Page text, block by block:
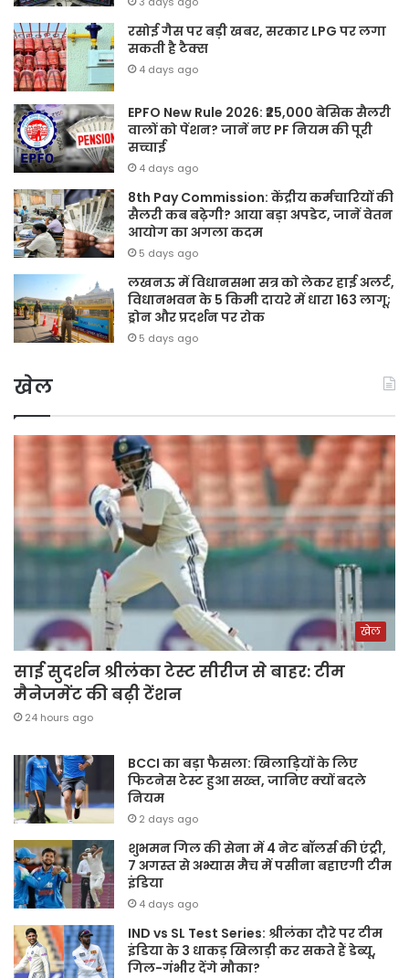
रसोई गैस पर बड़ी खबर, सरकार LPG पर लगा
सकती है टैक्स
4 days ago
EPFO New Rule 2026: ₹25,000 बेसिक सैलरी
वालों को पेंशन? जानें नए PF नियम की पूरी
सच्चाई
4 days ago
8th Pay Commission: केंद्रीय कर्मचारियों की
सैलरी कब बढ़ेगी? आया बड़ा अपडेट, जानें वेतन
आयोग का अगला कदम
5 days ago
लखनऊ में विधानसभा सत्र को लेकर हाई अलर्ट,
विधानभवन के 5 किमी दायरे में धारा 163 लागू;
ड्रोन और प्रदर्शन पर रोक
5 days ago
खेल
खेल
साई सुदर्शन श्रीलंका टेस्ट सीरीज से बाहर: टीम
मैनेजमेंट की बढ़ी टेंशन
24 hours ago
BCCI का बड़ा फैसला: खिलाड़ियों के लिए
फिटनेस टेस्ट हुआ सख्त, जानिए क्यों बदले
नियम
2 days ago
शुभमन गिल की सेना में 4 नेट बॉलर्स की एंट्री,
7 अगस्त से अभ्यास मैच में पसीना बहाएगी टीम
इंडिया
4 days ago
IND vs SL Test Series: श्रीलंका दौरे पर टीम
इंडिया के 3 धाकड़ खिलाड़ी कर सकते हैं डेब्यू,
गिल-गंभीर देंगे मौका?